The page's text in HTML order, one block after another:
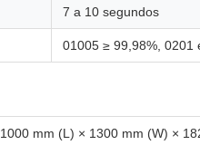
7 a 10 segundos
01005 ≥ 99,98%, 0201
1000 mm (L) × 1300 mm (W) ×